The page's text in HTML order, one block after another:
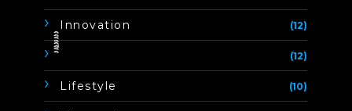
Innovation (12)
(12)
Lifestyle (10)